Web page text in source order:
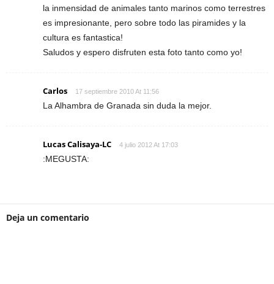
la inmensidad de animales tanto marinos como terrestres
es impresionante, pero sobre todo las piramides y la
cultura es fantastica!
Saludos y espero disfruten esta foto tanto como yo!
Carlos 17 septiembre 2010 At 11:56
La Alhambra de Granada sin duda la mejor.
Lucas Calisaya-LC 4 julio 2012 At 17:03
:MEGUSTA:
Deja un comentario